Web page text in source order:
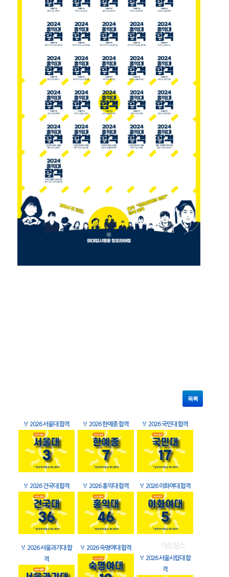
목록
🏅 2026 서울대 합격 🏅 2026 한예종 합격 🏅 2026 국민대 합격
🏅 2026 건국대 합격 🏅 2026 홍익대 합격 🏅 2026 이화여대 합격
🏅 2026 서울과기대 합
격
🏅 2026 숙명여대 합격
🏅 2026 서울시립대 합
격